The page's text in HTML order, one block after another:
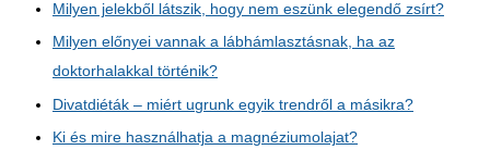
Milyen jelekből látszik, hogy nem eszünk elegendő zsírt?
Milyen előnyei vannak a lábhámlasztásnak, ha az
doktorhalakkal történik?
Divatdiéták – miért ugrunk egyik trendről a másikra?
Ki és mire használhatja a magnéziumolajat?